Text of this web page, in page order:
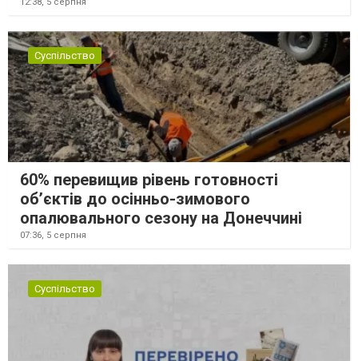
Суспільство
60% перевищив рівень готовності
об’єктів до осінньо-зимового
опалювального сезону на Донеччині
07:36, 5 серпня
Суспільство